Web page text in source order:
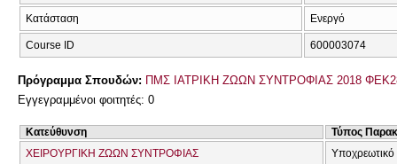
Κατάσταση Ενεργό
Course ID 600003074
Πρόγραμμα Σπουδών: ΠΜΣ ΙΑΤΡΙΚΗ ΖΩΩΝ ΣΥΝΤΡΟΦΙΑΣ 2018
Εγγεγραμμένοι φοιτητές: 0
Κατεύθυνση
Τύπος
ΧΕΙΡΟΥΡΓΙΚΗ ΖΩΩΝ ΣΥΝΤΡΟΦΙΑΣ
Υποχρεωτικό